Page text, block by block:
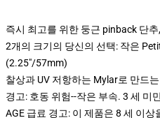
즉시 최고를 위한 둥근 pinback 단
2개의 크기의 당신의 선택: 작은
(2.25"/57mm)
찰상과 UV 저항하는 Mylar로 만드는
경고: 호동 위험--작은 부속. 3 세 미
AGE 급료 경고: 이 제품은 8 세 이상